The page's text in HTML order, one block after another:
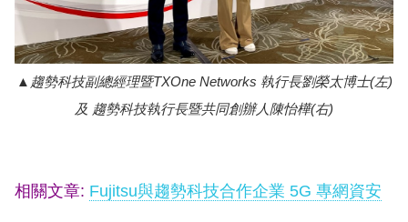
趨勢科技副總經理暨TXOne Networks 執行長劉榮太博士(左)
及 趨勢科技執行長暨共同創辦人陳怡樺(右)
相關文章: Fujitsu與趨勢科技合作企業 5G 專網資安